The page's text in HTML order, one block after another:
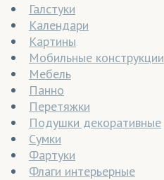
Галстуки
Календари
Картины
Мобильные конструкции
Мебель
Панно
Перетяжки
Подушки декоративные
Сумки
Фартуки
Флаги интерьерные